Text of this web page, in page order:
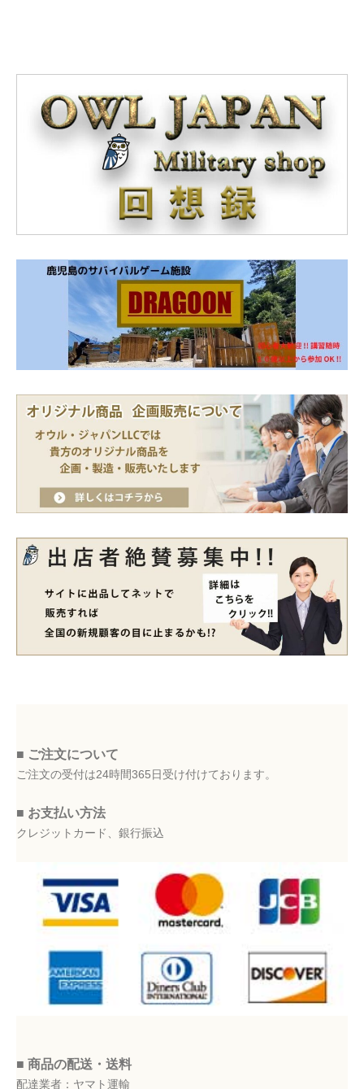
■ ご注文について
ご注文の受付は24時間365日受け付けております。
■ お支払い方法
クレジットカード、銀行振込
■ 商品の配送・送料
配達業者：ヤマト運輸